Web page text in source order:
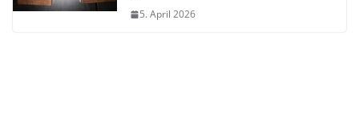
5. April 2026